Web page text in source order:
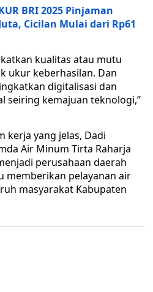
BRI 2025 Pinjaman
Cicilan Mulai dari Rp61
kualitas atau mutu
ukur keberhasilan. Dan
digitalisasi dan
seiring kemajuan teknologi,”
kerja yang jelas, Dadi
Air Minum Tirta Raharja
perusahaan daerah
memberikan pelayanan air
masyarakat Kabupaten